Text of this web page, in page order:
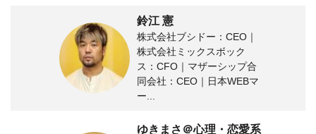
鈴江 憲
株式会社ブシドー：CEO｜
株式会社ミックスボック
ス：CFO｜マザーシップ合
同会社：CEO｜日本WEBマ
ー...
ゆきまさ＠心理・恋愛系